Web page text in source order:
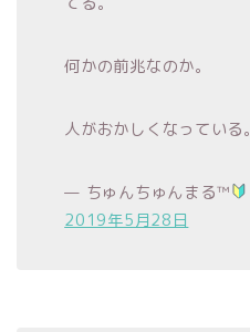
何かの前兆なのか。
人がおかしくなっている。
— ちゅんちゅんまる™
2019年5月28日